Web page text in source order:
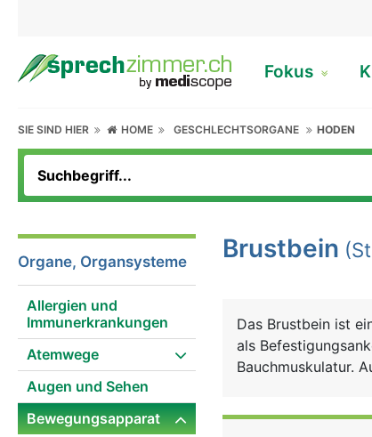
Fokus
SIE SIND HIER HOME GESCHLECHTSORGANE HODEN
Organe, Organsysteme
Allergien und
Immunerkrankungen
Atemwege
Augen und Sehen
Bewegungsapparat
Brustbein
Das Brustbein ist
als
Bauchmuskulatur.